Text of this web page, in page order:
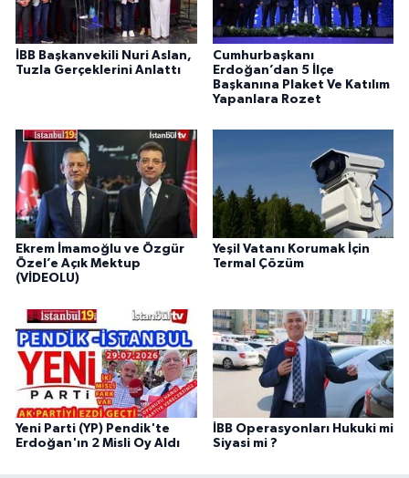
İBB Başkanvekili Nuri Aslan,
Tuzla Gerçeklerini Anlattı
Cumhurbaşkanı
Erdoğan’dan 5 İlçe
Başkanına Plaket Ve Katılım
Yapanlara Rozet
Ekrem İmamoğlu ve Özgür
Özel’e Açık Mektup
(VİDEOLU)
Yeşil Vatanı Korumak İçin
Termal Çözüm
Yeni Parti (YP) Pendik'te
Erdoğan'ın 2 Misli Oy Aldı
İBB Operasyonları Hukuki mi
Siyasi mi ?